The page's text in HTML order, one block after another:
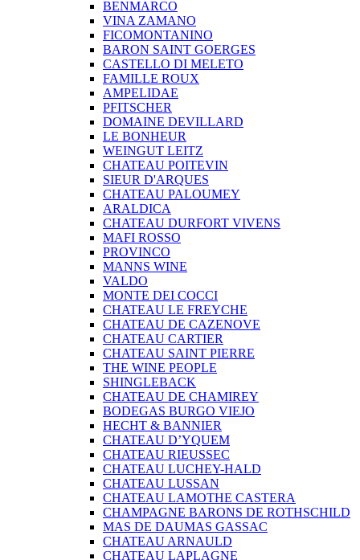
BENMARCO
VINA ZAMANO
FICOMONTANINO
BARON SAINT GOERGES
CASTELLO DI MELETO
FAMILLE ROUX
AMPELIDAE
PFITSCHER
DOMAINE DEVILLARD
LE BONHEUR
WEINGUT LEITZ
CHATEAU POITEVIN
SIEUR D'ARQUES
CHATEAU PALOUMEY
ARALDICA
CHATEAU DURFORT VIVENS
MAFI ROSSO
PROVINCO
MANNS WINE
VALDO
MONTE DEI COCCI
CHATEAU LE FREYCHE
CHATEAU DE CAZENOVE
CHATEAU CARTIER
CHATEAU SAINT PIERRE
THE WINE PEOPLE
SHINGLEBACK
CHATEAU DE CHAMIREY
BODEGAS BURGO VIEJO
HECHT & BANNIER
CHATEAU D’YQUEM
CHATEAU RIEUSSEC
CHATEAU LUCHEY-HALD
CHATEAU LUSSAN
CHATEAU LAMOTHE CASTERA
CHAMPAGNE BARONS DE ROTHSCHILD
MAS DE DAUMAS GASSAC
CHATEAU ARNAULD
CHATEAU LAPLAGNE